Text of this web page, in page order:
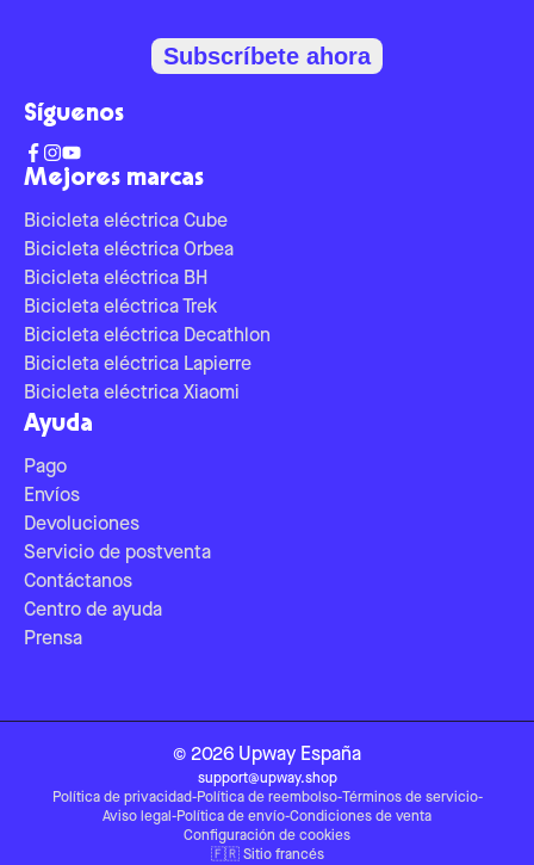
Mejores marcas
Bicicleta eléctrica Cube
Bicicleta eléctrica Orbea
Bicicleta eléctrica BH
Bicicleta eléctrica Trek
Bicicleta eléctrica Decathlon
Bicicleta eléctrica Lapierre
Bicicleta eléctrica Xiaomi
Ayuda
Pago
Envíos
Devoluciones
Servicio de postventa
Contáctanos
Centro de ayuda
Prensa
Subscríbete ahora
Síguenos
© 2026 Upway España
support@upway.shop
Política de privacidad-Política de reembolso-Términos de servicio-
Aviso legal -Política de envío-Condiciones de venta
Configuración de cookies
🇫🇷 Sitio francés